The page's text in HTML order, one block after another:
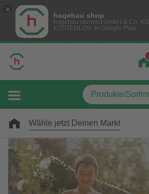
hagebau shop
hagebau connect GmbH & Co. KG
KOSTENLOS- In Google Play
Wähle jetzt Deinen Markt